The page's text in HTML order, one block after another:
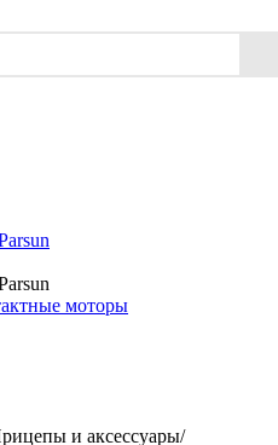
моторы
и аксессуары/